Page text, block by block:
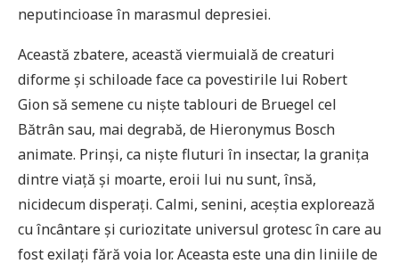
neputincioase în marasmul depresiei.
Această zbatere, această viermuială de creaturi
diforme și schiloade face ca povestirile lui Robert
Gion să semene cu niște tablouri de Bruegel cel
Bătrân sau, mai degrabă, de Hieronymus Bosch
animate. Prinși, ca niște fluturi în insectar, la granița
dintre viață și moarte, eroii lui nu sunt, însă,
nicidecum disperați. Calmi, senini, aceștia explorează
cu încântare și curiozitate universul grotesc în care au
fost exilați fără voia lor. Aceasta este una din liniile de